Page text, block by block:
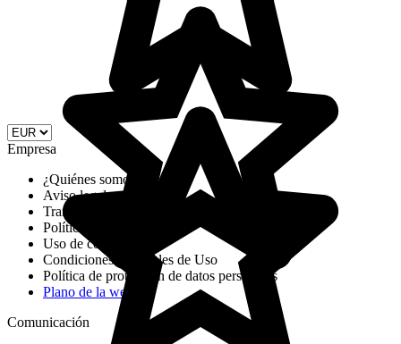
Empresa
¿Quiénes somos?
Aviso legal
Transparency report DSA
Política de cookies
Uso de cookies
Condiciones Generales de Uso
Política de protección de datos personales
Plano de la web
Comunicación